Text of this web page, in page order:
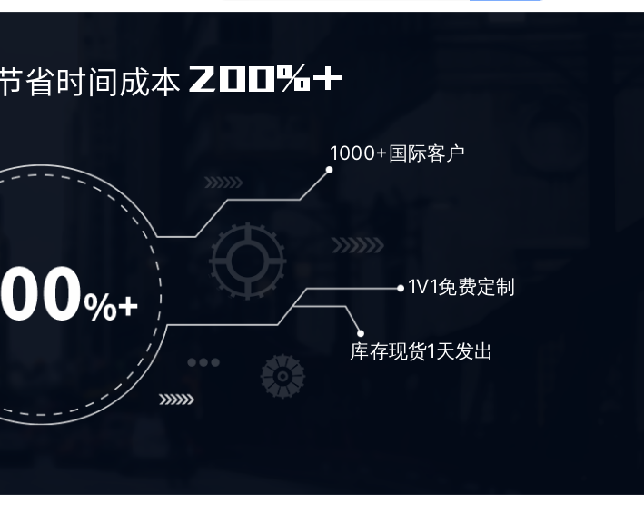
省时间成本 200%+
1000+国际客户
1V1免费定制
库存现货1天发出